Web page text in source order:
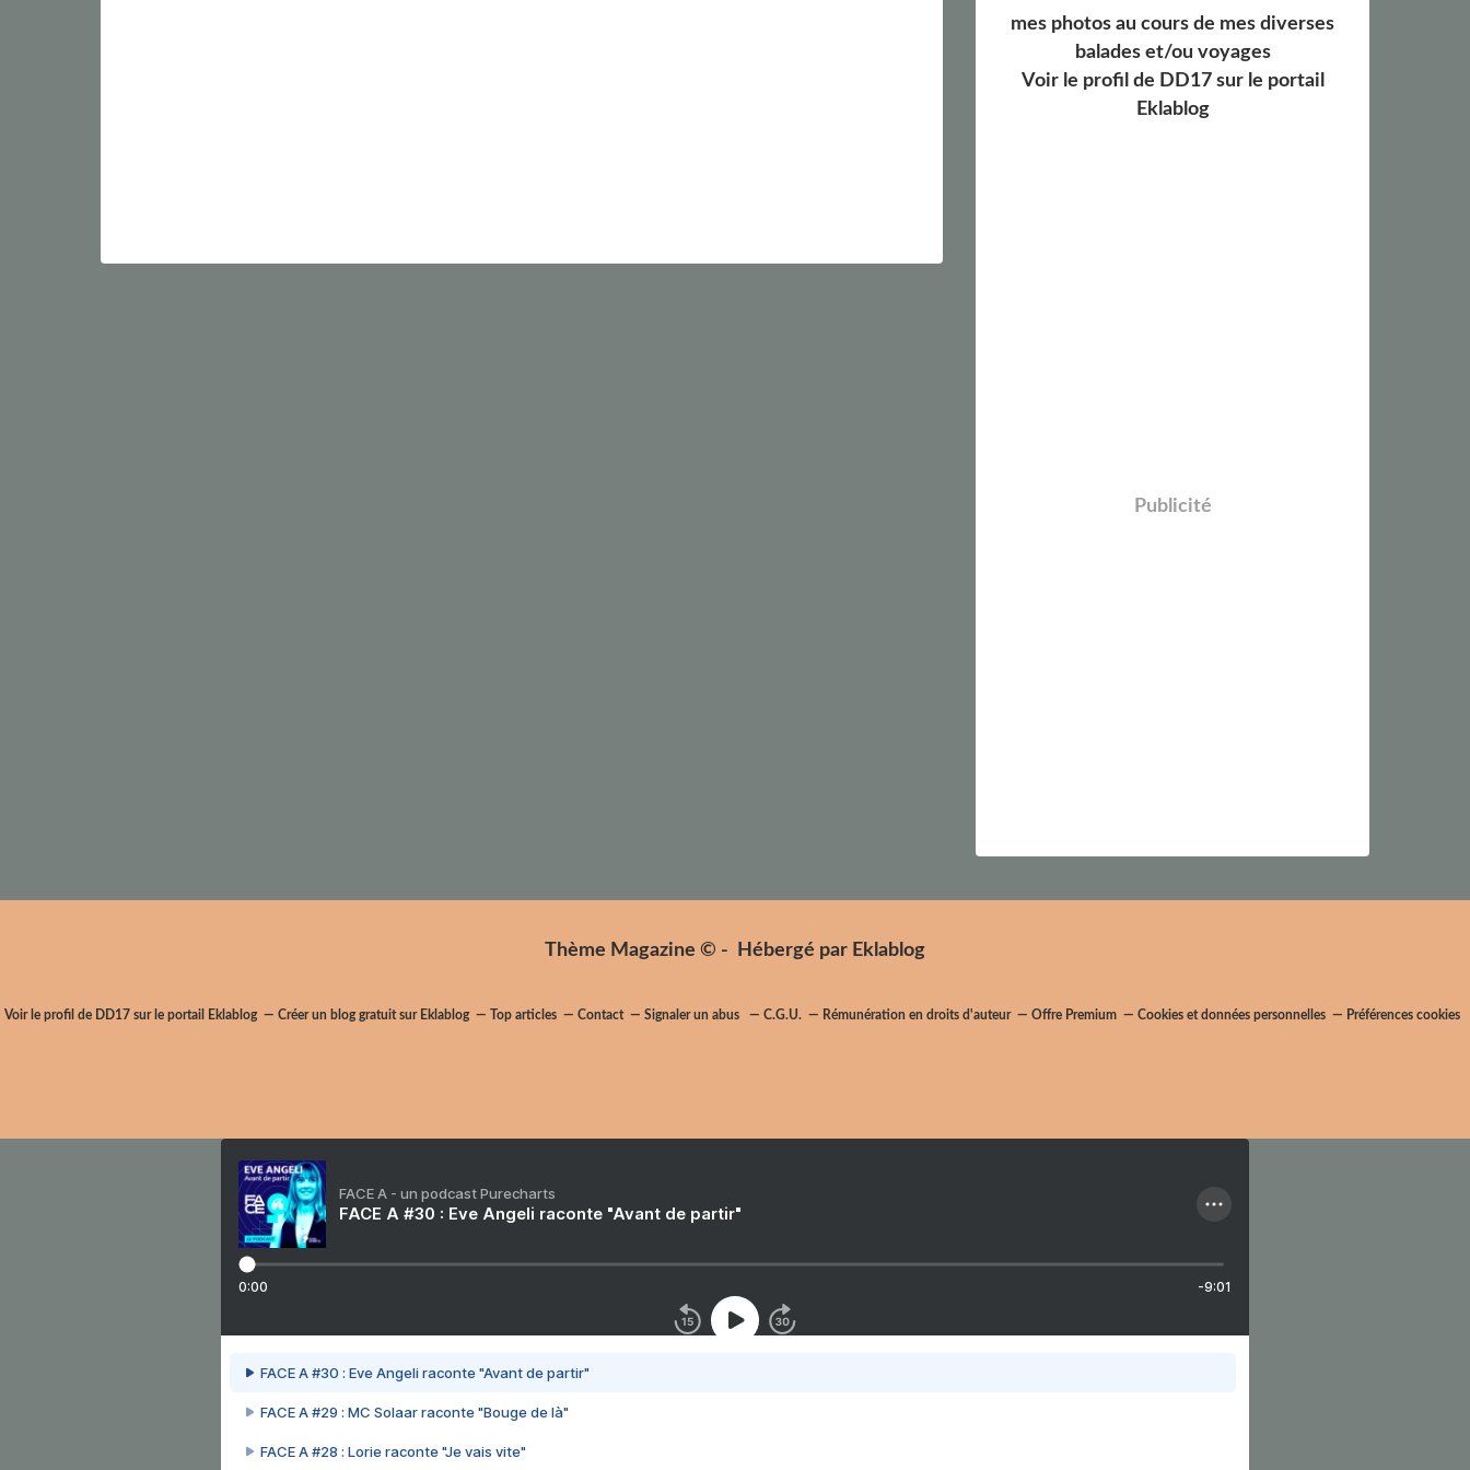
mes photos au cours de mes diverses
balades et/ou voyages
Voir le profil de DD17sur le portail
Eklablog
Publicité
Thème Magazine © - Hébergé par Eklablog
Voir le profil de DD17sur le portail Eklablog Créer un blog gratuit sur Eklablog Top articles Contact Signaler un abus C.G.U. Rémunération en droits d'auteur Offre Premium Cookies et données personnelles Préférences cookies
FACE A - un podcast Purecharts
FACE A #30 : Eve Angeli raconte "Avant de partir"
0:00 -9:01
FACE A #30 : Eve Angeli raconte "Avant de partir"
FACE A #29 : MC Solaar raconte "Bouge de là"
FACE A #28 : Lorie raconte "Je vais vite"